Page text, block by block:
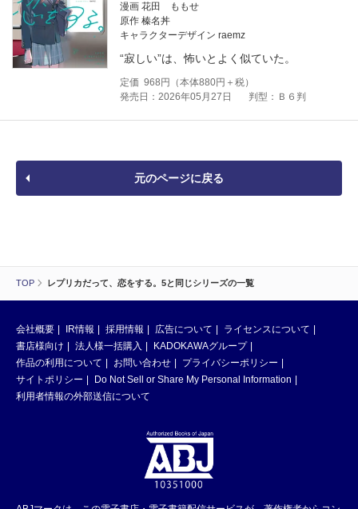
TOP レプリカだって、恋をする。5と同じシリーズの一覧
漫画 花田 ももせ
原作 榛名丼
キャラクターデザイン raemz
“寂しい”は、怖いとよく似ていた。
定価 968 円（本体880円＋税）
発売日：2026年05月27日
判型：Ｂ６判
元のページに戻る
会社概要 IR情報 採用情報 広告について
ライセンスについて
書店様向け
法人様一括購入
KADOKAWAグループ
作品の利用について
お問い合わせ
プライバシーポリシー
サイトポリシー
Do Not Sell or Share My Personal Information
利用者情報の外部送信について